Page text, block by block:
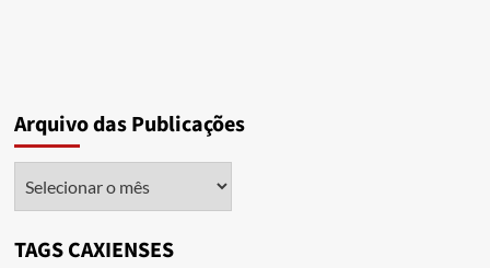
Arquivo das Publicações
TAGS CAXIENSES